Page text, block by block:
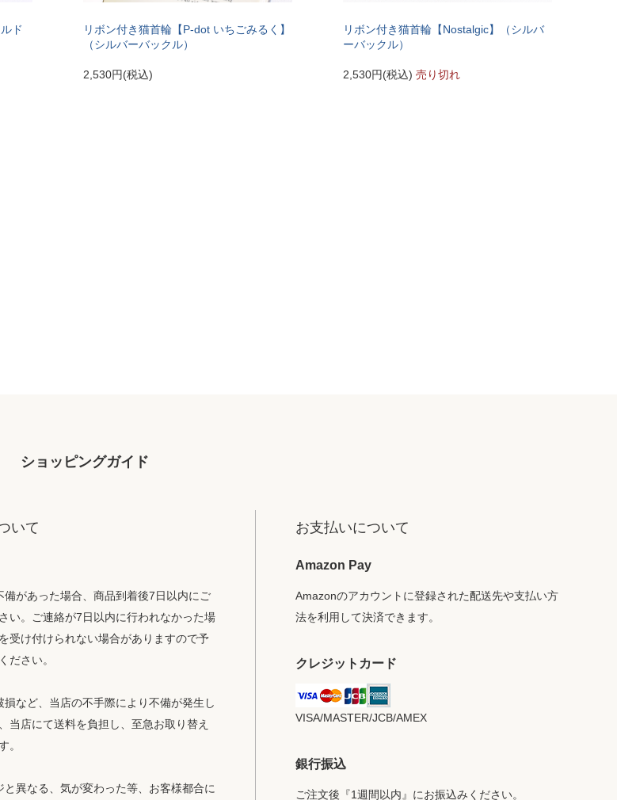
ド
リボン付き猫首輪【P-dot いちごみるく】
（シルバーバックル）
2,530円(税込)
リボン付き猫首輪【Nostalgic】（シルバ
ーバックル）
2,530円(税込) 売り切れ
ショッピングガイド
いて
備があった場合、商品到着後7日以内にご
い。ご連絡が7日以内に行われなかった場
受け付けられない場合がありますので予
ださい。
損など、当店の不手際により不備が発生し
当店にて送料を負担し、至急お取り替え
。
と異なる、気が変わった等、お客様都合に
お支払いについて
Amazon Pay
Amazonのアカウントに登録された配送先や支払い方
法を利用して決済できます。
クレジットカード
VISA/MASTER/JCB/AMEX
銀行振込
ご注文後『1週間以内』にお振込みください。